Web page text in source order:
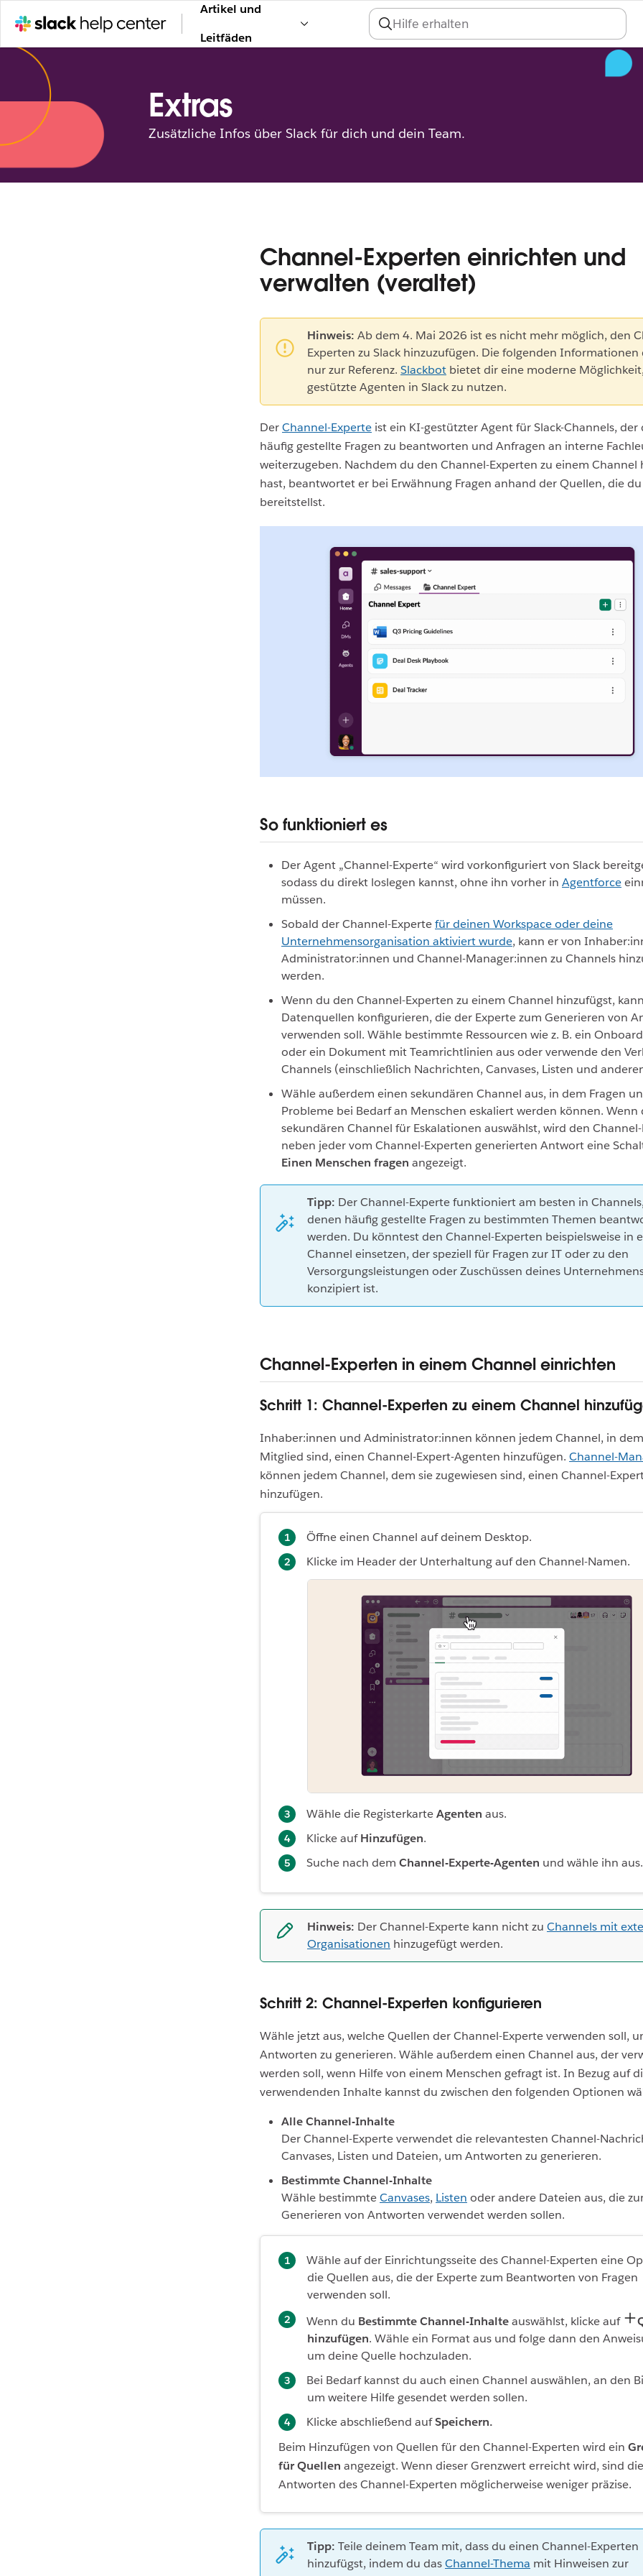
Artikel und
Leitfäden
Extras
Zusätzliche Infos über Slack für dich und dein Team.
Channel-Experten einrichten und
verwalten (veraltet)
Hinweis: Ab dem 4. Mai 2026 ist es nicht mehr möglich, den
Experten zu Slack hinzuzufügen. Die folgenden Informationen
nur zur Referenz. Slackbot bietet dir eine moderne
gestützte Agenten in Slack zu nutzen.
DerChannel-Experte ist ein KI-gestützter Agent für Slack-Channels, der
häufig gestellte Fragen zu beantworten und Anfragen an interne
weiterzugeben. Nachdem du den Channel-Experten zu einem Channel
hast, beantwortet er bei Erwähnung Fragen anhand der Quellen, die du
bereitstellst.
So funktioniert es
Der Agent „Channel-Experte“ wird vorkonfiguriert von Slack
sodass du direkt loslegen kannst, ohne ihn vorher in Agentforce
müssen.
Sobald der Channel-Expertefür deinen Workspace oder deine
Unternehmensorganisation aktiviert wurde, kann er von
Administrator:innen und Channel-Manager:innen zu Channels
werden.
Wenn du den Channel-Experten zu einem Channel hinzufügst,
Datenquellen konfigurieren, die der Experte zum Generieren von
verwenden soll. Wähle bestimmte Ressourcen wie z. B. ein
oder ein Dokument mit Teamrichtlinien aus oder verwende den
Channels (einschließlich Nachrichten, Canvases, Listen und
Wähle außerdem einen sekundären Channel aus, in dem Fragen
Probleme bei Bedarf an Menschen eskaliert werden können. Wenn
sekundären Channel für Eskalationen auswählst, wird den
neben jeder vom Channel-Experten generierten Antwort eine
Einen Menschen fragen angezeigt.
Tipp: Der Channel-Experte funktioniert am besten in
denen häufig gestellte Fragen zu bestimmten Themen
werden. Du könntest den Channel-Experten beispielsweise in
Channel einsetzen, der speziell für Fragen zur IT oder zu den
Versorgungsleistungen oder Zuschüssen deines
konzipiert ist.
Channel-Experten in einem Channel einrichten
Schritt 1: Channel-Experten zu einem Channel
Inhaber:innen und Administrator:innen können jedem Channel, in
Mitglied sind, einen Channel-Expert-Agenten hinzufügen. Channel-
können jedem Channel, dem sie zugewiesen sind, einen Channel-
hinzufügen.
Öffne einen Channel auf deinem Desktop.
Klicke im Header der Unterhaltung auf den Channel-Namen.
Wähle die RegisterkarteAgenten aus.
Klicke aufHinzufügen.
Suche nach dem Channel-Experte-Agenten und wähle ihn aus.
Hinweis: Der Channel-Experte kann nicht zu Channels mit
Organisationen hinzugefügt werden.
Schritt 2: Channel-Experten konfigurieren
Wähle jetzt aus, welche Quellen der Channel-Experte verwenden soll,
Antworten zu generieren. Wähle außerdem einen Channel aus, der
werden soll, wenn Hilfe von einem Menschen gefragt ist. In Bezug auf
verwendenden Inhalte kannst du zwischen den folgenden Optionen
Alle Channel-Inhalte
Der Channel-Experte verwendet die relevantesten Channel-
Canvases, Listen und Dateien, um Antworten zu generieren.
Bestimmte Channel-Inhalte
Wähle bestimmteCanvases, Listen oder andere Dateien aus, die
Generieren von Antworten verwendet werden sollen.
Wähle auf der Einrichtungsseite des Channel-Experten eine
die Quellen aus, die der Experte zum Beantworten von Fragen
verwenden soll.
Wenn du Bestimmte Channel-Inhalteauswählst, klicke auf
hinzufügen. Wähle ein Format aus und folge dann den
um deine Quelle hochzuladen.
Bei Bedarf kannst du auch einen Channel auswählen, an den
um weitere Hilfe gesendet werden sollen.
Klicke abschließend aufSpeichern.
Beim Hinzufügen von Quellen für den Channel-Experten wird ein
für Quellen angezeigt. Wenn dieser Grenzwert erreicht wird, sind die
Antworten des Channel-Experten möglicherweise weniger präzise.
Tipp: Teile deinem Team mit, dass du einen Channel-Experten
hinzufügst, indem du dasChannel-Thema mit Hinweisen zur